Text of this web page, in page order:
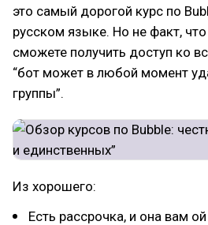
это самый дорогой курс по
русском языке. Но не факт,
сможете получить доступ ко
“бот может в любой момент
группы”.
Из хорошего:
Есть рассрочка, и она вам